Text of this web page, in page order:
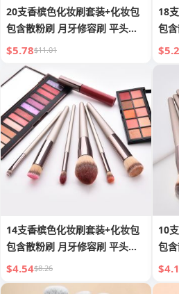
20支香槟色化妆刷套装+化妆包
包含散粉刷 月牙修容刷 平头刷
眼影刷 腮红刷 眉刷 眼影刷 晕染
$5.78$11.01
18
包含
眼
刷
14支香槟色化妆刷套装+化妆包
包含散粉刷 月牙修容刷 平头刷
眼影刷 腮红刷 眉刷 眼影刷 晕染
刷 双头睫毛刷 遮瑕刷 唇刷
$4.54$8.26
10
包含
眼
刷